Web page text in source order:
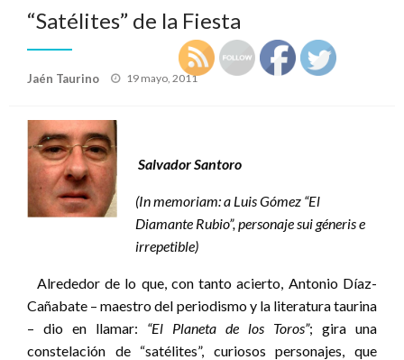
“Satélites” de la Fiesta
Jaén Taurino
Publicado
19 mayo, 2011
Salvador Santoro
(In memoriam: a Luis Gómez “El
Diamante Rubio”, personaje sui géneris e
irrepetible)
Alrededor de lo que, con tanto acierto, Antonio Díaz-
Cañabate – maestro del periodismo y la literatura taurina
– dio en llamar: “El Planeta de los Toros”; gira una
constelación de “satélites”, curiosos personajes, que